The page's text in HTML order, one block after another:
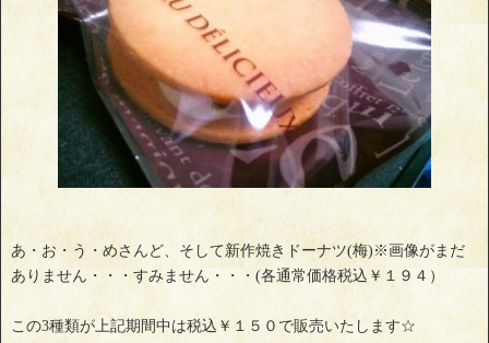
あ・お・う・めさんど、そして新作焼きドーナツ(梅)※画像がまだ
ありません・・・すみません・・・(各通常価格税込￥１９４）
この3種類が上記期間中は税込￥１５０で販売いたします☆